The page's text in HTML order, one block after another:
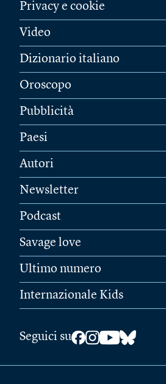
Privacy e cookie
Video
Dizionario italiano
Oroscopo
Pubblicità
Paesi
Autori
Newsletter
Podcast
Savage love
Ultimo numero
Internazionale Kids
Seguici su